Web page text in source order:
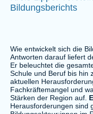
Bildungsberichts
Wie entwickelt sich die
Antworten darauf liefert
Er beleuchtet die
Schule und Beruf bis hin
aktuellen
Fachkräftemangel und
Stärken der Region auf.
Herausforderungen sind